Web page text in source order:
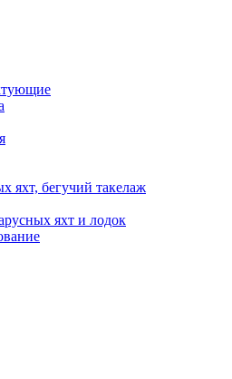
яхт, бегучий такелаж
яхт и лодок